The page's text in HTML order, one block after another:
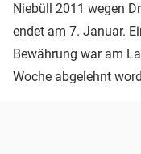
Niebüll 2011 wegen
endet am 7. Januar.
Bewährung war am
Woche abgelehnt